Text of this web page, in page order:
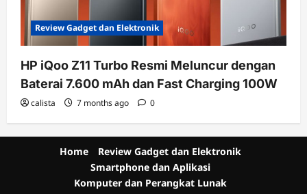
Review Gadget dan Elektronik
HP iQoo Z11 Turbo Resmi Meluncur dengan
Baterai 7.600 mAh dan Fast Charging 100W
calista 7 months ago 0
Home
Review Gadget dan Elektronik
Smartphone dan Aplikasi
Komputer dan Perangkat Lunak